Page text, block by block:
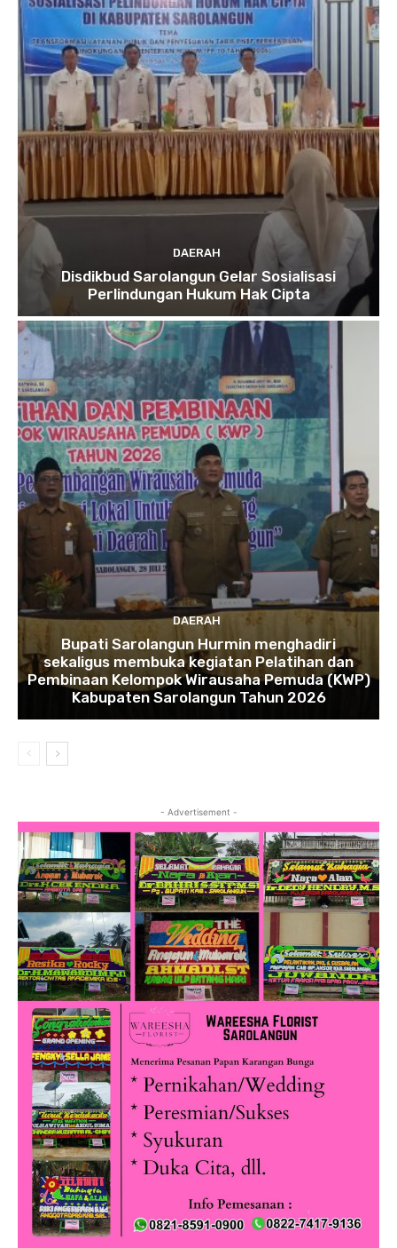
DAERAH
Disdikbud Sarolangun Gelar Sosialisasi
Perlindungan Hukum Hak Cipta
DAERAH
Bupati Sarolangun Hurmin menghadiri
sekaligus membuka kegiatan Pelatihan dan
Pembinaan Kelompok Wirausaha Pemuda (KWP)
Kabupaten Sarolangun Tahun 2026
- Advertisement -